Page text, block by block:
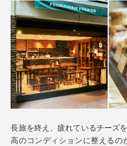
長旅を終え、疲れているチーズ
高のコンディションに整えるの